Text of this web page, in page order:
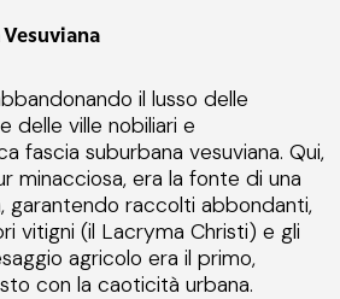
Vesuviana
il lusso delle
delle ville nobiliari e
fascia suburbana vesuviana. Qui,
minacciosa, era la fonte di una
garantendo raccolti abbondanti,
vitigni (il Lacryma Christi) e gli
agricolo era il primo,
con la caoticità urbana.